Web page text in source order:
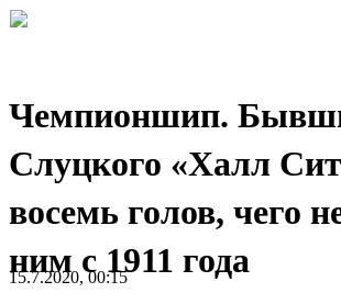
Чемпионшип.
Слуцкого «Халл
восемь голов, чего
ним с 1911 года
15.7.2020, 00:15